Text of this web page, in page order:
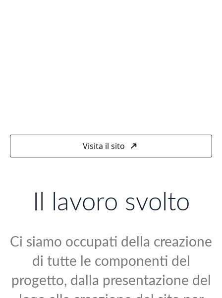
Visita il sito
Il lavoro svolto
Ci siamo occupati della creazione
di tutte le componenti del
progetto, dalla presentazione del